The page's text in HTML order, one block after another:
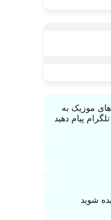
موزیک به
پیام دهید
شوید